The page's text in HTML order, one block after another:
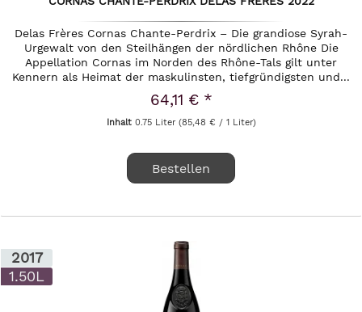
Delas Frères Cornas Chante-Perdrix – Die grandiose Syrah-
Urgewalt von den Steilhängen der nördlichen Rhône Die
Appellation Cornas im Norden des Rhône-Tals gilt unter
Kennern als Heimat der maskulinsten, tiefgründigsten und...
64,11 € *
Inhalt 0.75 Liter (85,48 € / 1 Liter)
Bestellen
2017
1.50L